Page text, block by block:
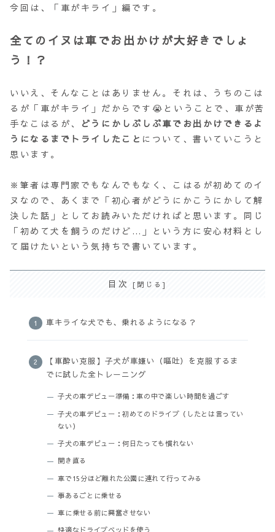
今回は、「車がキライ」編です。
全ての イヌは車でお出かけが大好きでしょ
う！？
いいえ、そんなことはありません。それは、うちのこは
るが「車がキライ」だからです😭ということで、車が苦
手なこはるが、
どうにかしぶしぶ車でお出かけできるよ
うになるまでトライしたこと について、書いていこうと
思います。
※筆者は専門家でもなんでもなく、こはるが初めてのイ
ヌなので、あくまで「初心者がどうにかこうにかして解
決した話」としてお読みいただければと思います。同じ
「初めて犬を飼うのだけど…」という方に安心材料とし
て届けたいという気持ちで書いています。
目次
車キライな犬でも、乗れるようになる？
【車酔い克服】子犬が車嫌い（嘔吐）を克服するま
でに試した全トレーニング
子犬の車デビュー準備：車の中で楽しい時間を過ごす
子犬の車デビュー：初めてのドライブ（したとは言ってい
ない）
子犬の車デビュー：何日たっても慣れない
開き直る
車で15分ほど離れた公園に連れて行ってみる
事あるごとに乗せる
車に乗せる前に興奮させない
快適なドライブベッドを使う